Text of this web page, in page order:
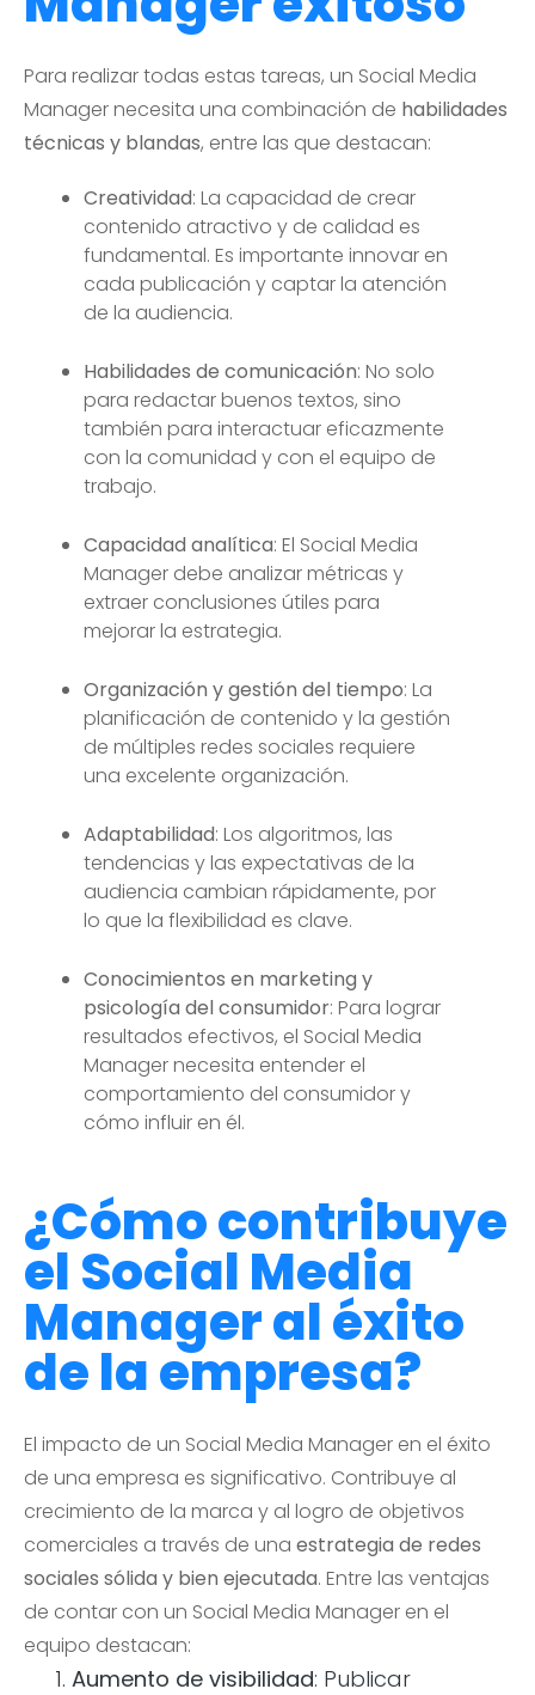
Para realizar todas estas tareas, un Social Media
Manager necesita una combinación de habilidades
técnicas y blandas, entre las que destacan:
Creatividad: La capacidad de crear
contenido atractivo y de calidad es
fundamental. Es importante innovar en
cada publicación y captar la atención
de la audiencia.
Habilidades de comunicación: No solo
para redactar buenos textos, sino
también para interactuar eficazmente
con la comunidad y con el equipo de
trabajo.
Capacidad analítica: El Social Media
Manager debe analizar métricas y
extraer conclusiones útiles para
mejorar la estrategia.
Organización y gestión del tiempo: La
planificación de contenido y la gestión
de múltiples redes sociales requiere
una excelente organización.
Adaptabilidad: Los algoritmos, las
tendencias y las expectativas de la
audiencia cambian rápidamente, por
lo que la flexibilidad es clave.
Conocimientos en marketing y
psicología del consumidor: Para lograr
resultados efectivos, el Social Media
Manager necesita entender el
comportamiento del consumidor y
cómo influir en él.
¿Cómo contribuye
el Social Media
Manager al éxito
de la empresa?
El impacto de un Social Media Manager en el éxito
de una empresa es significativo. Contribuye al
crecimiento de la marca y al logro de objetivos
comerciales a través de una estrategia de redes
sociales sólida y bien ejecutada. Entre las ventajas
de contar con un Social Media Manager en el
equipo destacan:
Aumento de visibilidad: Publicar